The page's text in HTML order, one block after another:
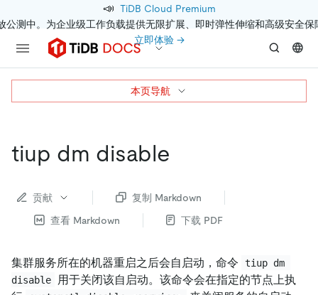
📣 TiDB Cloud Premium
公测中。为企业级工作负载提供无限扩展、即时弹性伸缩和高级安全保
立即体验 →
tiup dm disable
贡献
复制 Markdown
查看 Markdown
下载 PDF
集群服务所在的机器重启之后会自启动，命令
tiup dm
disable
用于关闭该自启动。该命令会在指定的节点上执
本页导航